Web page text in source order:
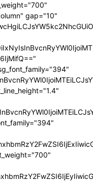
gap="10"